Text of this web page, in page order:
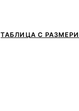
ТАБЛИЦА С РАЗМЕРИ